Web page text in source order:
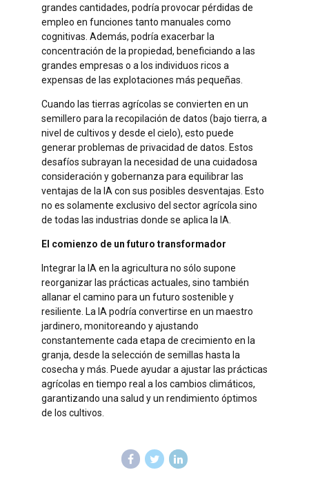
grandes cantidades, podría provocar pérdidas de
empleo en funciones tanto manuales como
cognitivas. Además, podría exacerbar la
concentración de la propiedad, beneficiando a las
grandes empresas o a los individuos ricos a
expensas de las explotaciones más pequeñas.
Cuando las tierras agrícolas se convierten en un
semillero para la recopilación de datos (bajo tierra, a
nivel de cultivos y desde el cielo), esto puede
generar problemas de privacidad de datos. Estos
desafíos subrayan la necesidad de una cuidadosa
consideración y gobernanza para equilibrar las
ventajas de la IA con sus posibles desventajas. Esto
no es solamente exclusivo del sector agrícola sino
de todas las industrias donde se aplica la IA.
El comienzo de un futuro transformador
Integrar la IA en la agricultura no sólo supone
reorganizar las prácticas actuales, sino también
allanar el camino para un futuro sostenible y
resiliente. La IA podría convertirse en un maestro
jardinero, monitoreando y ajustando
constantemente cada etapa de crecimiento en la
granja, desde la selección de semillas hasta la
cosecha y más. Puede ayudar a ajustar las prácticas
agrícolas en tiempo real a los cambios climáticos,
garantizando una salud y un rendimiento óptimos
de los cultivos.